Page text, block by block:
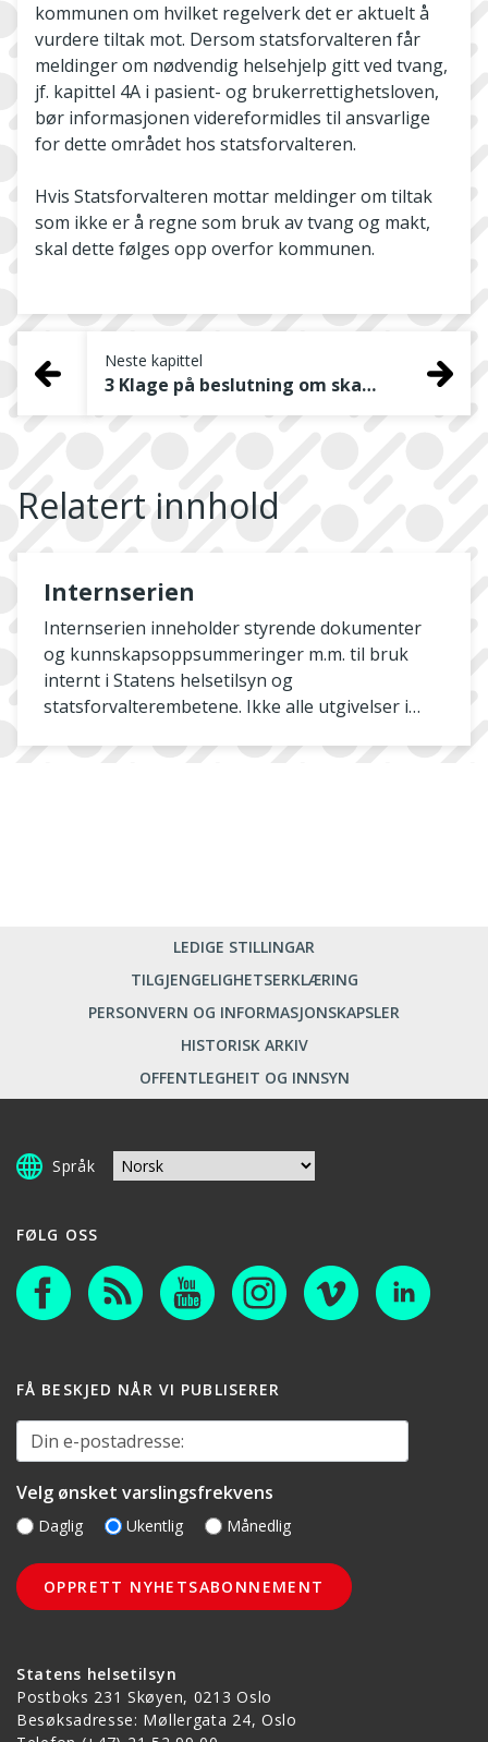
kommunen om hvilket regelverk det er aktuelt å
vurdere tiltak mot. Dersom statsforvalteren får
meldinger om nødvendig helsehjelp gitt ved tvang,
jf. kapittel 4A i pasient- og brukerrettighetsloven,
bør informasjonen videreformidles til ansvarlige
for dette området hos statsforvalteren.
Hvis Statsforvalteren mottar meldinger om tiltak
som ikke er å regne som bruk av tvang og makt,
skal dette følges opp overfor kommunen.
Neste kapittel
3 Klage på beslutning om skadeavvergende tiltak i nødssituasjoner
Relatert innhold
Internserien
Internserien inneholder styrende dokumenter
og kunnskapsoppsummeringer m.m. til bruk
internt i Statens helsetilsyn og
statsforvalterembetene. Ikke alle utgivelser i
LEDIGE STILLINGAR
TILGJENGELIGHETSERKLÆRING
PERSONVERN OG INFORMASJONSKAPSLER
HISTORISK ARKIV
OFFENTLEGHEIT OG INNSYN
Språk
Statens helsetilsyn
Postboks 231 Skøyen, 0213 Oslo
Besøksadresse: Møllergata 24, Oslo
FØLG OSS
FÅ BESKJED NÅR VI PUBLISERER
Din e-postadresse:
Velg ønsket varslingsfrekvens
Daglig Ukentlig Månedlig